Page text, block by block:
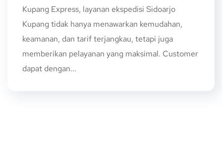
Kupang Express, layanan ekspedisi Sidoarjo
Kupang tidak hanya menawarkan kemudahan,
keamanan, dan tarif terjangkau, tetapi juga
memberikan pelayanan yang maksimal. Customer
dapat dengan...